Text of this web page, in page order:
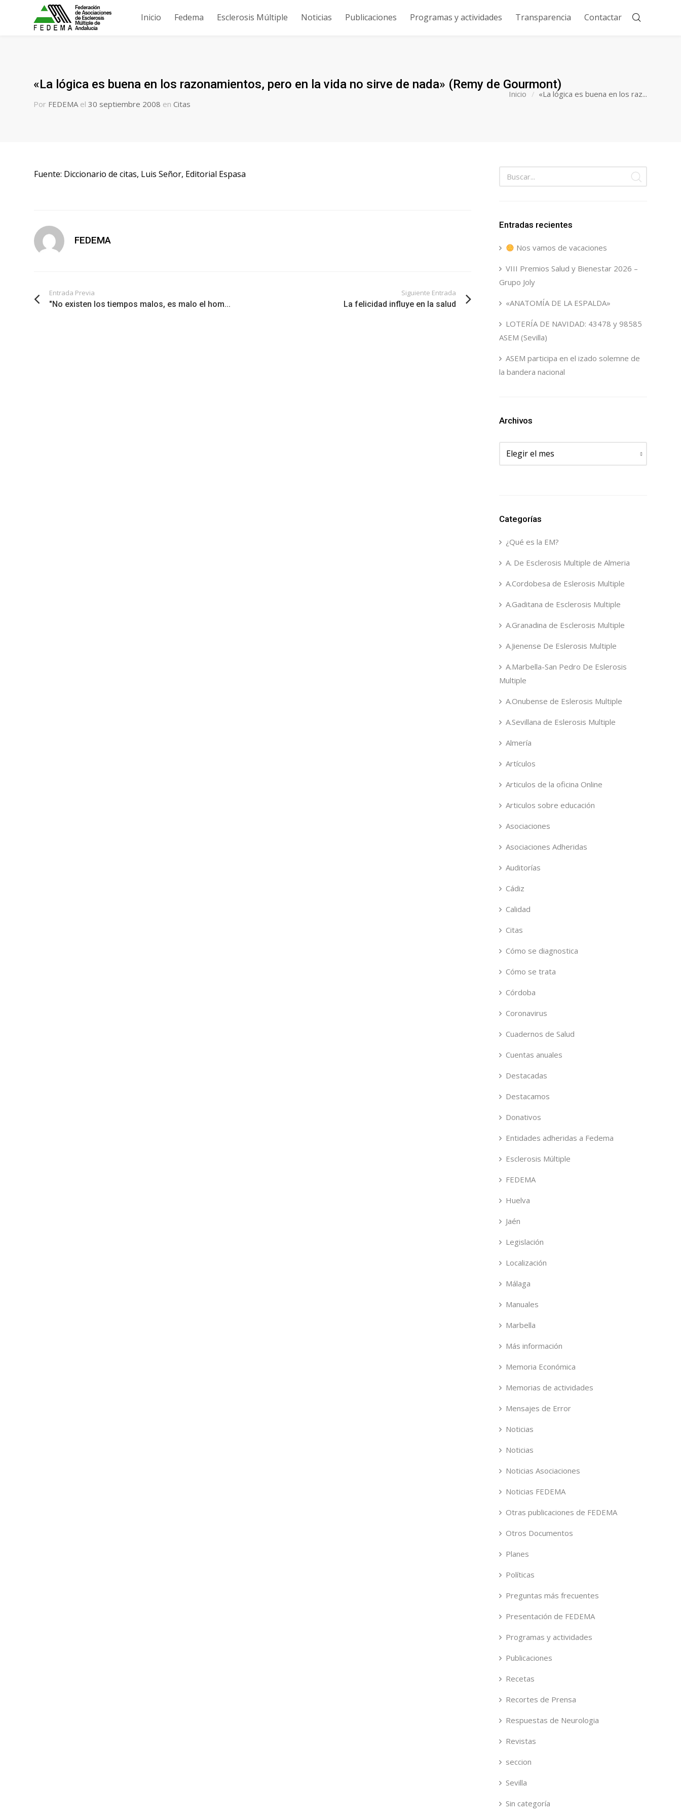
Inicio Fedema Esclerosis Múltiple Noticias Publicaciones Programas y actividades Transparencia Contactar
«La lógica es buena en los razonamientos, pero en la vida no sirve de nada» (Remy de Gourmont)
Por FEDEMA el 30 septiembre 2008 en Citas
Inicio «La lógica es buena en los raz...
Fuente: Diccionario de citas, Luis Señor, Editorial Espasa
FEDEMA
Entrada Previa
"No existen los tiempos malos, es malo el hom...
Siguiente Entrada
La felicidad influye en la salud
Entradas recientes
Nos vamos de vacaciones
VIII Premios Salud y Bienestar 2026 –
Grupo Joly
«ANATOMÍA DE LA ESPALDA»
LOTERÍA DE NAVIDAD: 43478 y 98585
ASEM (Sevilla)
ASEM participa en el izado solemne de
la bandera nacional
Archivos
Archivos
Categorías
¿Qué es la EM?
A. De Esclerosis Multiple de Almeria
A.Cordobesa de Eslerosis Multiple
A.Gaditana de Esclerosis Multiple
A.Granadina de Esclerosis Multiple
A.Jienense De Eslerosis Multiple
A.Marbella-San Pedro De Eslerosis
Multiple
A.Onubense de Eslerosis Multiple
A.Sevillana de Eslerosis Multiple
Almería
Artículos
Articulos de la oficina Online
Articulos sobre educación
Asociaciones
Asociaciones Adheridas
Auditorías
Cádiz
Calidad
Citas
Cómo se diagnostica
Cómo se trata
Córdoba
Coronavirus
Cuadernos de Salud
Cuentas anuales
Destacadas
Destacamos
Donativos
Entidades adheridas a Fedema
Esclerosis Múltiple
FEDEMA
Huelva
Jaén
Legislación
Localización
Málaga
Manuales
Marbella
Más información
Memoria Económica
Memorias de actividades
Mensajes de Error
Noticias
Noticias
Noticias Asociaciones
Noticias FEDEMA
Otras publicaciones de FEDEMA
Otros Documentos
Planes
Políticas
Preguntas más frecuentes
Presentación de FEDEMA
Programas y actividades
Publicaciones
Recetas
Recortes de Prensa
Respuestas de Neurologia
Revistas
seccion
Sevilla
Sin categoría